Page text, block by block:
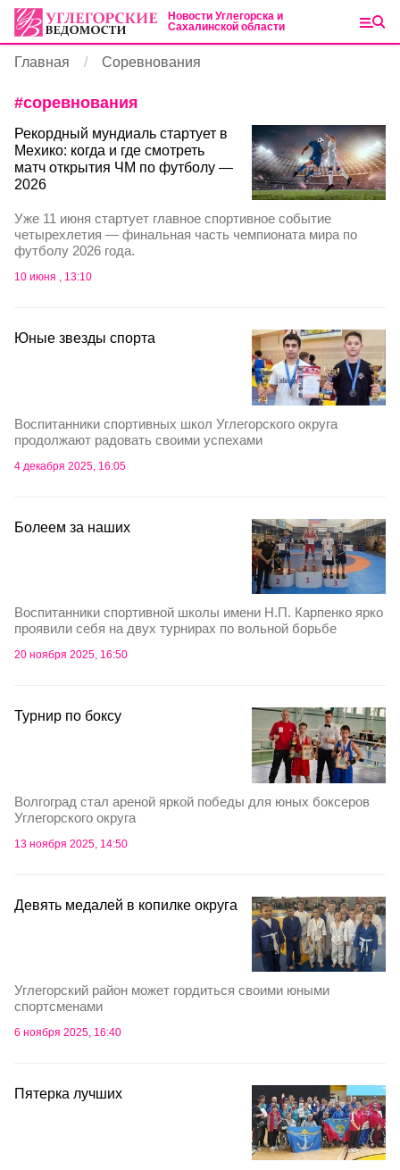
Новости Углегорска и
Сахалинской области
Главная Соревнования
#соревнования
Рекордный мундиаль стартует в
Мехико: когда и где смотреть
матч открытия ЧМ по футболу —
2026
Уже 11 июня стартует главное спортивное событие
четырехлетия — финальная часть чемпионата мира по
футболу 2026 года.
10 июня , 13:10
Юные звезды спорта
Воспитанники спортивных школ Углегорского округа
продолжают радовать своими успехами
4 декабря 2025, 16:05
Болеем за наших
Воспитанники спортивной школы имени Н.П. Карпенко ярко
проявили себя на двух турнирах по вольной борьбе
20 ноября 2025, 16:50
Турнир по боксу
Волгоград стал ареной яркой победы для юных боксеров
Углегорского округа
13 ноября 2025, 14:50
Девять медалей в копилке округа
Углегорский район может гордиться своими юными
спортсменами
6 ноября 2025, 16:40
Пятерка лучших